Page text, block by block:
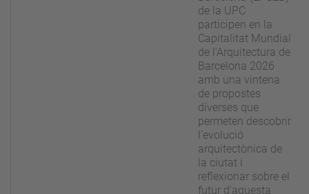
de la UPC
participen en la
Capitalitat Mundial
de l'Arquitectura de
Barcelona 2026
amb una vintena
de propostes
diverses que
permeten descobrir
l'evolució
arquitectònica de
la ciutat i
reflexionar sobre el
futur d'aquesta